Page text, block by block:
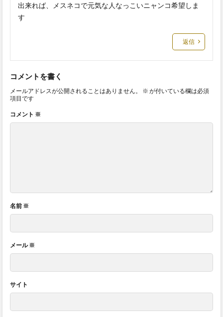
出来れば、メスネコで元気な人なっこいニャンコ希望しま
す
返信
コメントを書く
メールアドレスが公開されることはありません。 ※ が付いている欄は必須
項目です
コメント ※
名前 ※
メール※
サイト